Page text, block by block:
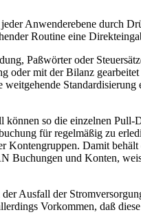
Anwenderebene durch
Routine eine
Paßwörter oder
oder mit der Bilanz
Standardisierung
so die einzelnen
für regelmäßig zu
Kontengruppen. Damit
Buchungen und Konten,
Ausfall der
Vorkommen, daß